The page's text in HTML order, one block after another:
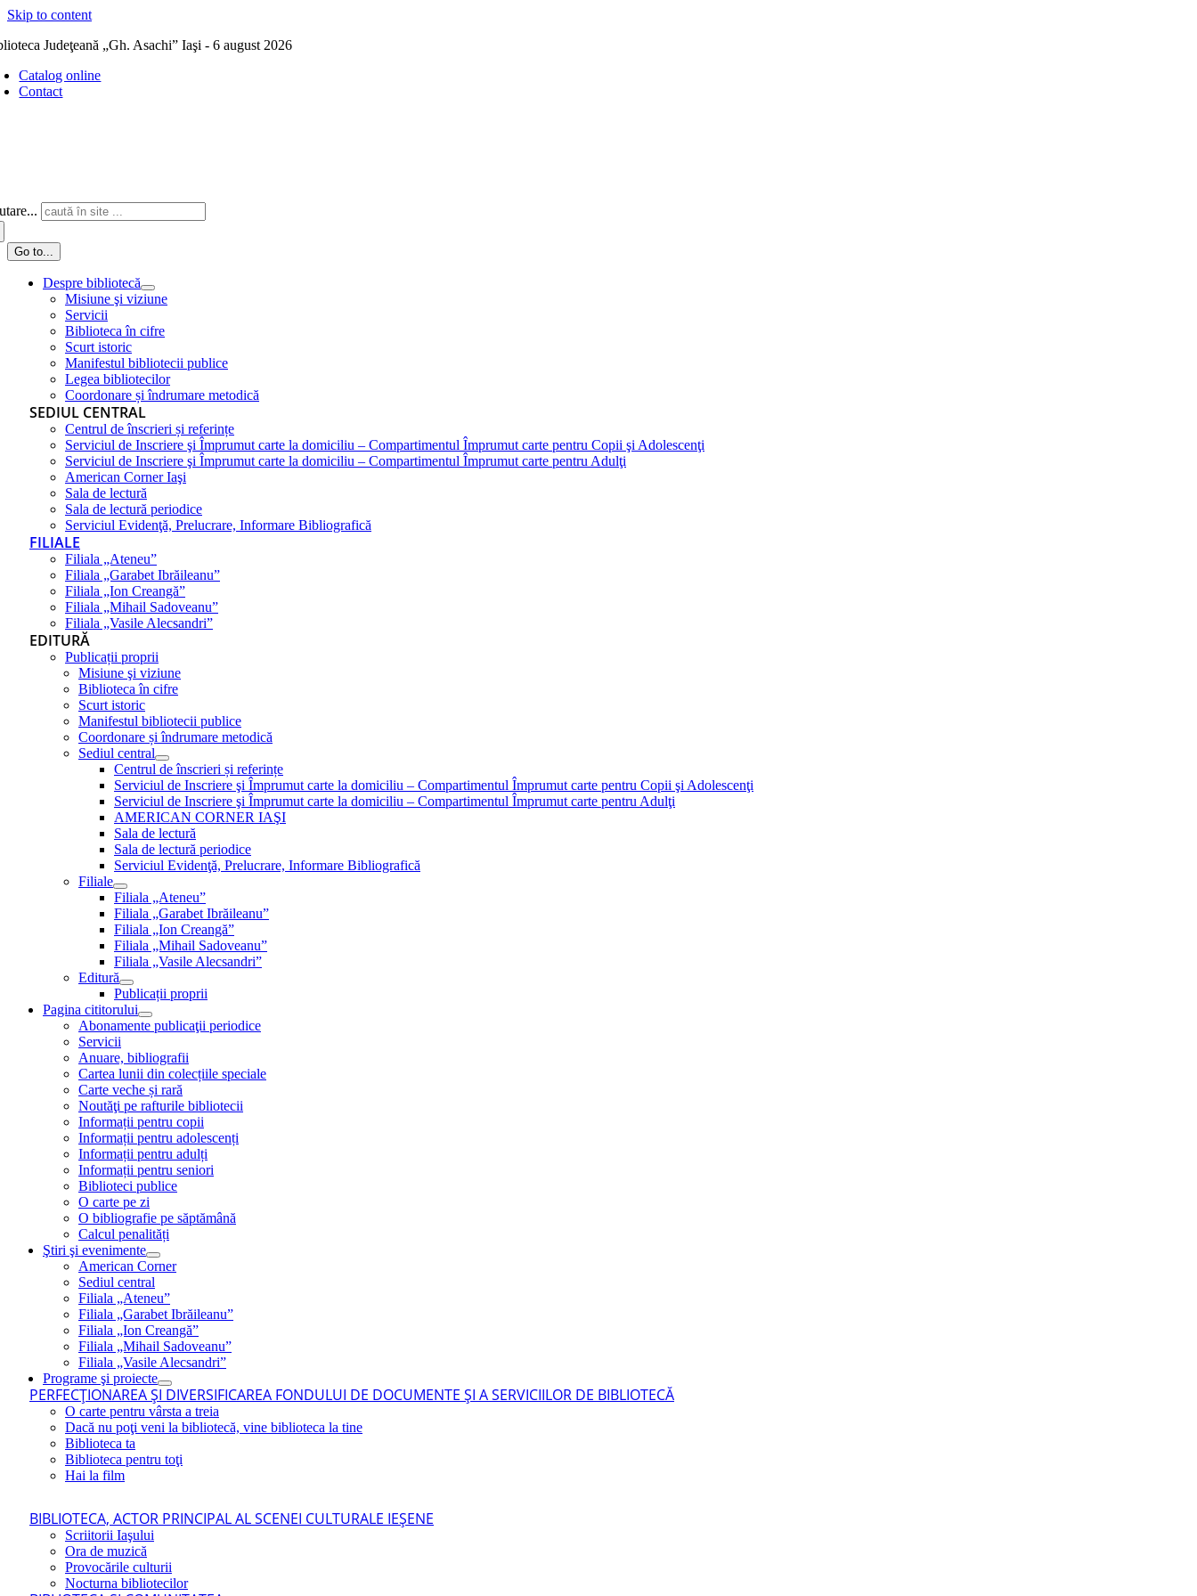
Skip to content
Judeţeană „Gh. Asachi” Iaşi - 6 august 2026
Catalog online
Contact
Go to...
Despre bibliotecă
Misiune şi viziune
Servicii
Biblioteca în cifre
Scurt istoric
Manifestul bibliotecii publice
Legea bibliotecilor
Coordonare și îndrumare metodică
SEDIUL CENTRAL
Centrul de înscrieri și referințe
Serviciul de Inscriere şi Împrumut carte la domiciliu – Compartimentul Împrumut carte pentru Copii şi Adolescenţi
Serviciul de Inscriere şi Împrumut carte la domiciliu – Compartimentul Împrumut carte pentru Adulţi
American Corner Iaşi
Sala de lectură
Sala de lectură periodice
Serviciul Evidenţă, Prelucrare, Informare Bibliografică
FILIALE
Filiala „Ateneu”
Filiala „Garabet Ibrăileanu”
Filiala „Ion Creangă”
Filiala „Mihail Sadoveanu”
Filiala „Vasile Alecsandri”
EDITURĂ
Publicații proprii
Misiune şi viziune
Biblioteca în cifre
Scurt istoric
Manifestul bibliotecii publice
Coordonare și îndrumare metodică
Sediul central
Centrul de înscrieri și referințe
Serviciul de Inscriere şi Împrumut carte la domiciliu – Compartimentul Împrumut carte pentru Copii şi Adolescenţi
Serviciul de Inscriere şi Împrumut carte la domiciliu – Compartimentul Împrumut carte pentru Adulţi
AMERICAN CORNER IAŞI
Sala de lectură
Sala de lectură periodice
Serviciul Evidenţă, Prelucrare, Informare Bibliografică
Filiale
Filiala „Ateneu”
Filiala „Garabet Ibrăileanu”
Filiala „Ion Creangă”
Filiala „Mihail Sadoveanu”
Filiala „Vasile Alecsandri”
Editură
Publicații proprii
Pagina cititorului
Abonamente publicaţii periodice
Servicii
Anuare, bibliografii
Cartea lunii din colecțiile speciale
Carte veche și rară
Noutăţi pe rafturile bibliotecii
Informații pentru copii
Informații pentru adolescenți
Informații pentru adulți
Informații pentru seniori
Biblioteci publice
O carte pe zi
O bibliografie pe săptămână
Calcul penalități
Ştiri şi evenimente
American Corner
Sediul central
Filiala „Ateneu”
Filiala „Garabet Ibrăileanu”
Filiala „Ion Creangă”
Filiala „Mihail Sadoveanu”
Filiala „Vasile Alecsandri”
Programe şi proiecte
PERFECŢIONAREA ŞI DIVERSIFICAREA FONDULUI DE DOCUMENTE ŞI A SERVICIILOR DE BIBLIOTECĂ
O carte pentru vârsta a treia
Dacă nu poţi veni la bibliotecă, vine biblioteca la tine
Biblioteca ta
Biblioteca pentru toţi
Hai la film
BIBLIOTECA, ACTOR PRINCIPAL AL SCENEI CULTURALE IEŞENE
Scriitorii Iaşului
Ora de muzică
Provocările culturii
Nocturna bibliotecilor